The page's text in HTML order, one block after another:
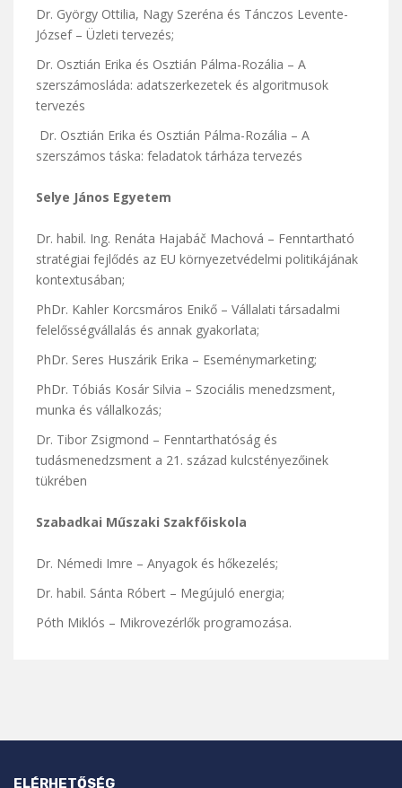
Dr. György Ottilia, Nagy Szeréna és Tánczos Levente-
József – Üzleti tervezés;
Dr. Osztián Erika és Osztián Pálma-Rozália – A
szerszámosláda: adatszerkezetek és algoritmusok
tervezés
Dr. Osztián Erika és Osztián Pálma-Rozália – A
szerszámos táska: feladatok tárháza tervezés
Selye János Egyetem
Dr. habil. Ing. Renáta Hajabáč Machová – Fenntartható
stratégiai fejlődés az EU környezetvédelmi politikájának
kontextusában;
PhDr. Kahler Korcsmáros Enikő – Vállalati társadalmi
felelősségvállalás és annak gyakorlata;
PhDr. Seres Huszárik Erika – Eseménymarketing;
PhDr. Tóbiás Kosár Silvia – Szociális menedzsment,
munka és vállalkozás;
Dr. Tibor Zsigmond – Fenntarthatóság és
tudásmenedzsment a 21. század kulcstényezőinek
tükrében
Szabadkai Műszaki Szakfőiskola
Dr. Némedi Imre – Anyagok és hőkezelés;
Dr. habil. Sánta Róbert – Megújuló energia;
Póth Miklós – Mikrovezérlők programozása.
ELÉRHETŐSÉG